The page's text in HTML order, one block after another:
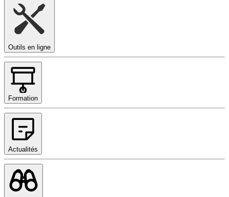
Outils en ligne
Formation
Actualités